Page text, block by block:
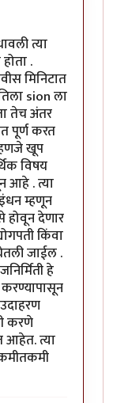
त्या
.
मिनिटात
sion ला
तेच अंतर
पूर्ण करत
खूप
विषय
आहे . त्या
म्हणून
होवून देणार
किंवा
जाईल .
हे
करण्यापासून
करणे
आहेत. त्या